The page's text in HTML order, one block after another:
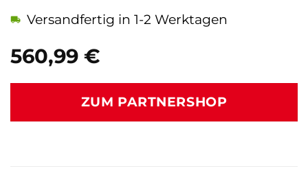
560,99 €
Versandfertig in 1-2 Werktagen
ZUM PARTNERSHOP